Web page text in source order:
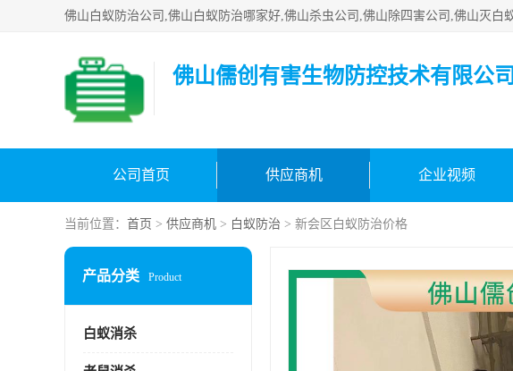
佛山儒创有害生物防控技术有限公司
公司首页 供应商机 企业视频
当前位置： 首页 > 供应商机 > 白蚁防治 > 新会区白蚁防治价格
产品分类 Product
白蚁消杀